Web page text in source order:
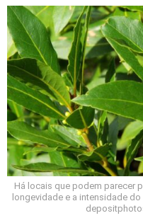
Há locais que podem parecer
longevidade e a intensidade